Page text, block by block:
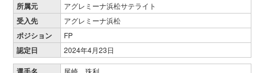
所属元 アグレミーナ浜松サテライト
受入先 アグレミーナ浜松
ポジション FP
認定日 2024年4月23日